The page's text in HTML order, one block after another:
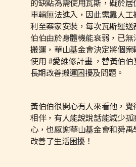
車輛無法進入，因此需靠人
利至案家安裝，每次瓦斯運
伯伯由於身體機能衰弱，已
搬運，華山基金會決定將個案
使用 #愛維修計畫 ，替黃伯
長期改善搬運困擾及問題。
黃伯伯很開心有人來看他，
相伴，有人能說說話能減少
心，也感謝華山基金會和舜
改善了生活困擾！